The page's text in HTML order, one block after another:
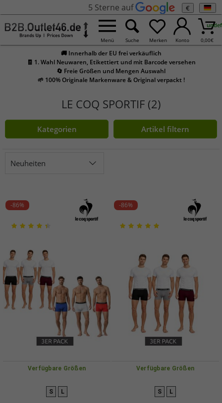
5 Sterne auf €
Menü Suche Merken Konto 0,00€
🚚 Innerhalb der EU frei verkäuflich
🧾 1. Wahl Neuwaren, Etikettiert und mit Barcode versehen
🔄 Freie Größen und Mengen Auswahl
🌱 100% Originale Markenware & Original verpackt !
LE COQ SPORTIF (2)
Kategorien Artikel filtern
Neuheiten
-86%
Verfügbare Größen
S L
-86%
Verfügbare Größen
S L